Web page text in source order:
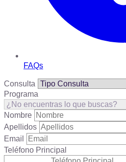
FAQs
Consulta
Programa
Nombre
Apellidos
Email
Teléfono Principal